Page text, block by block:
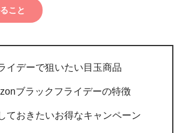
こと
イデーで狙いたい目玉商品
ブラックフライデーの特徴
ておきたいお得なキャンペーン